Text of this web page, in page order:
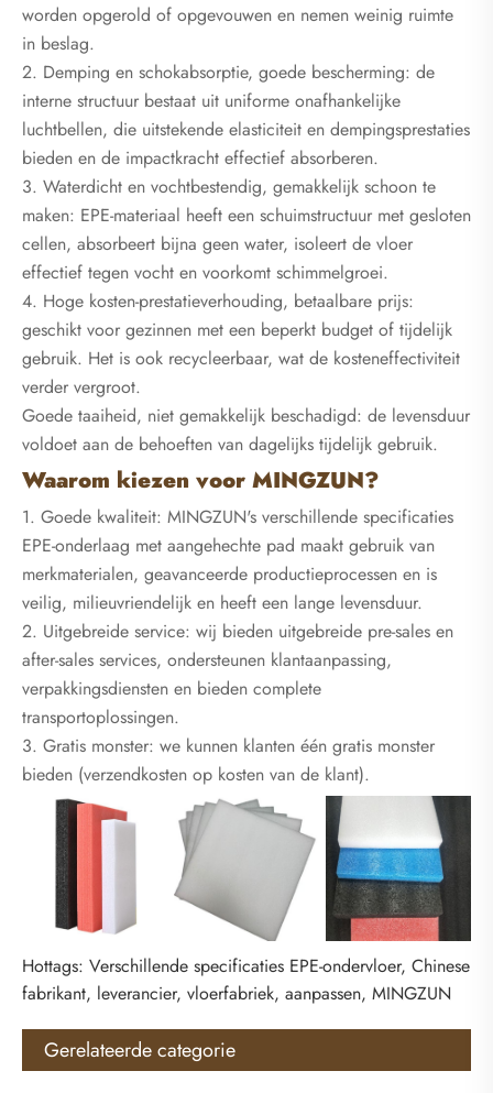
worden opgerold of opgevouwen en nemen weinig ruimte
in beslag.
2. Demping en schokabsorptie, goede bescherming: de
interne structuur bestaat uit uniforme onafhankelijke
luchtbellen, die uitstekende elasticiteit en dempingsprestaties
bieden en de impactkracht effectief absorberen.
3. Waterdicht en vochtbestendig, gemakkelijk schoon te
maken: EPE-materiaal heeft een schuimstructuur met gesloten
cellen, absorbeert bijna geen water, isoleert de vloer
effectief tegen vocht en voorkomt schimmelgroei.
4. Hoge kosten-prestatieverhouding, betaalbare prijs:
geschikt voor gezinnen met een beperkt budget of tijdelijk
gebruik. Het is ook recycleerbaar, wat de kosteneffectiviteit
verder vergroot.
Goede taaiheid, niet gemakkelijk beschadigd: de levensduur
voldoet aan de behoeften van dagelijks tijdelijk gebruik.
Waarom kiezen voor MINGZUN?
1. Goede kwaliteit: MINGZUN's verschillende specificaties
EPE-onderlaag met aangehechte pad maakt gebruik van
merkmaterialen, geavanceerde productieprocessen en is
veilig, milieuvriendelijk en heeft een lange levensduur.
2. Uitgebreide service: wij bieden uitgebreide pre-sales en
after-sales services, ondersteunen klantaanpassing,
verpakkingsdiensten en bieden complete
transportoplossingen.
3. Gratis monster: we kunnen klanten één gratis monster
bieden (verzendkosten op kosten van de klant).
Hottags: Verschillende specificaties EPE-ondervloer, Chinese
fabrikant, leverancier, vloerfabriek, aanpassen, MINGZUN
Gerelateerde categorie